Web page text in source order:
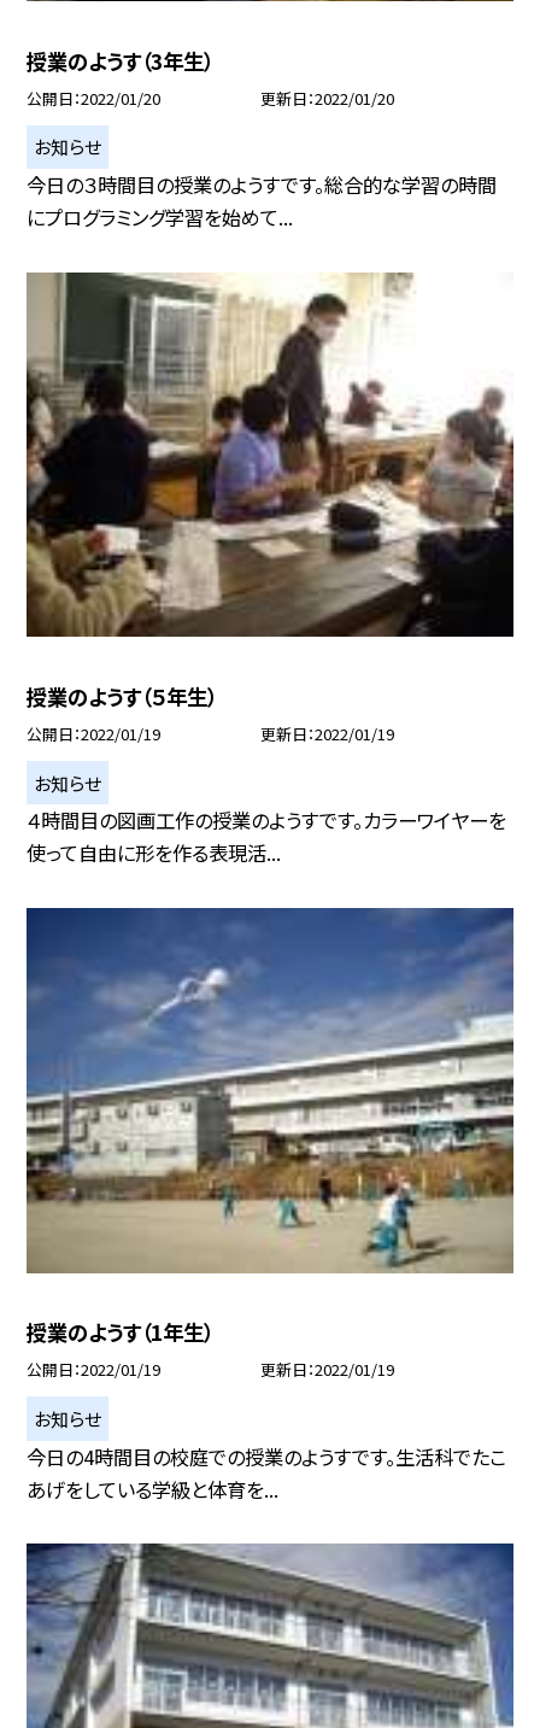
授業のようす（3年生）
公開日 2022/01/20 更新日 2022/01/20
お知らせ
今日の３時間目の授業のようすです。総合的な学習の時間
にプログラミング学習を始めて...
授業のようす（５年生）
公開日 2022/01/19 更新日 2022/01/19
お知らせ
４時間目の図画工作の授業のようすです。カラーワイヤーを
使って自由に形を作る表現活...
授業のようす（1年生）
公開日 2022/01/19 更新日 2022/01/19
お知らせ
今日の4時間目の校庭での授業のようすです。生活科でたこ
あげをしている学級と体育を...